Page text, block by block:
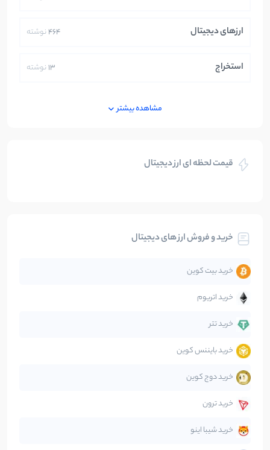
ارزهای دیجیتال 464نوشته
استخراج 13نوشته
بلاکچین
تحلیل
جهان
دیفای
صرافی‌ها
قانون‌گذاری
متاورس
مشاهده بیشتر
قیمت لحظه ای ارز دیجیتال
خرید و فروش ارز های دیجیتال
خرید بیت کوین
خرید اتریوم
خرید تتر
خرید بایننس کوین
خرید دوج کوین
خرید ترون
خرید شیبا اینو